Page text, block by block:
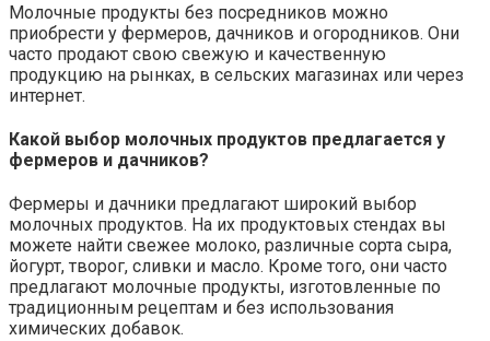
Молочные продукты без посредников можно
приобрести у фермеров, дачников и огородников. Они
часто продают свою свежую и качественную
продукцию на рынках, в сельских магазинах или через
интернет.
Какой выбор молочных продуктов предлагается у
фермеров и дачников?
Фермеры и дачники предлагают широкий выбор
молочных продуктов. На их продуктовых стендах вы
можете найти свежее молоко, различные сорта сыра,
йогурт, творог, сливки и масло. Кроме того, они часто
предлагают молочные продукты, изготовленные по
традиционным рецептам и без использования
химических добавок.